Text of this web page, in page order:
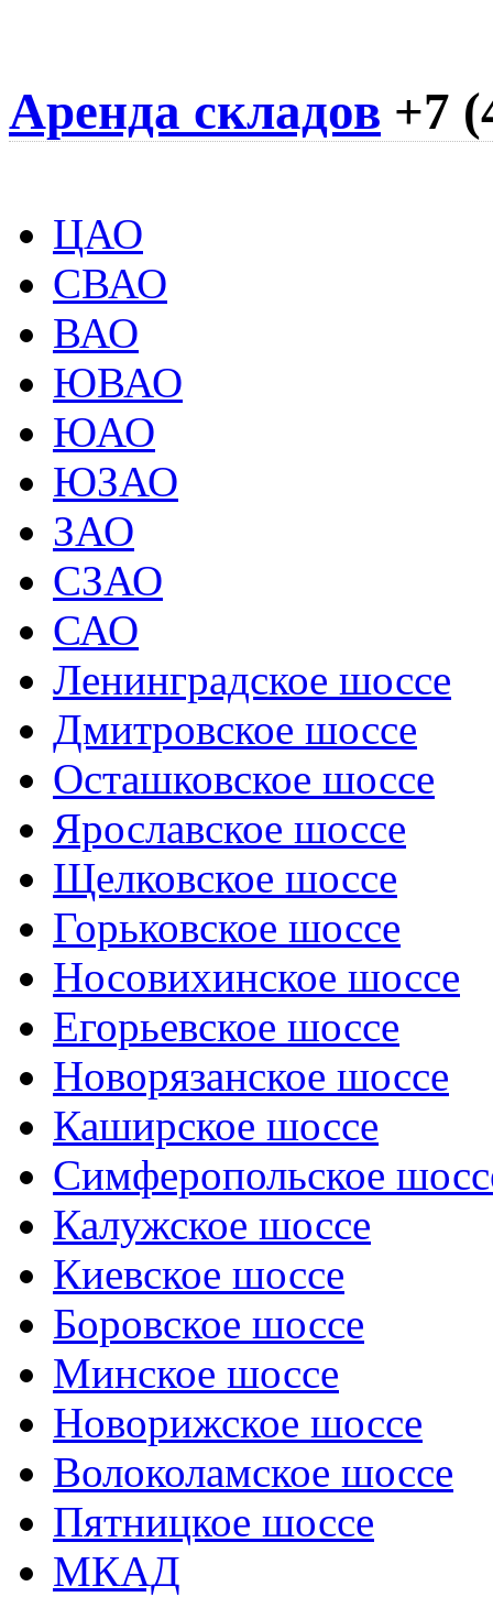
Аренда складов +7
ЦАО
СВАО
ВАО
ЮВАО
ЮАО
ЮЗАО
ЗАО
СЗАО
САО
Ленинградское шоссе
Дмитровское шоссе
Осташковское шоссе
Ярославское шоссе
Щелковское шоссе
Горьковское шоссе
Носовихинское шоссе
Егорьевское шоссе
Новорязанское шоссе
Каширское шоссе
Симферопольское
Калужское шоссе
Киевское шоссе
Боровское шоссе
Минское шоссе
Новорижское шоссе
Волоколамское шоссе
Пятницкое шоссе
МКАД